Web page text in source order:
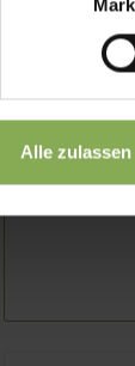
Alle zulassen